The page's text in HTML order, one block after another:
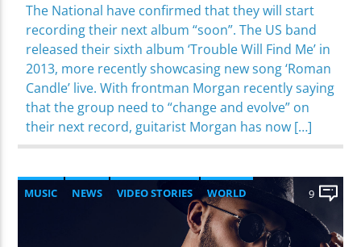
The National have confirmed that they will start
recording their next album “soon”. The US band
released their sixth album ‘Trouble Will Find Me’ in
2013, more recently showcasing new song ‘Roman
Candle’ live. With frontman Morgan recently saying
that the group need to “change and evolve” on
their next record, guitarist Morgan has now […]
MUSIC NEWS VIDEO STORIES WORLD 9